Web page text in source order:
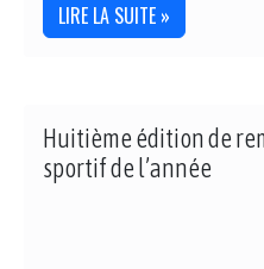
LIRE LA SUITE »
Huitième édition de
sportif de l’année